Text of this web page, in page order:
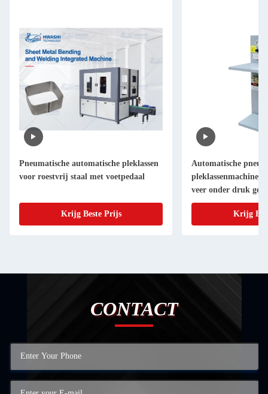
Pneumatische automatische pleklassen
voor roestvrij staal met voetpedaal
Krijg Beste Prijs
Automatische
pleklassenmachine
veer onder druk
roestvrijstalen gaas
Krijg
CONTACT